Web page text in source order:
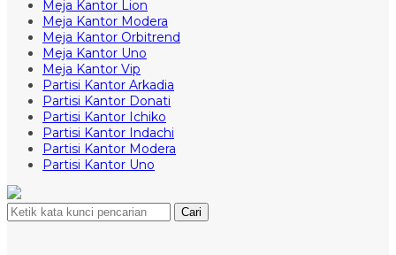
Meja Kantor Lion
Meja Kantor Modera
Meja Kantor Orbitrend
Meja Kantor Uno
Meja Kantor Vip
Partisi Kantor Arkadia
Partisi Kantor Donati
Partisi Kantor Ichiko
Partisi Kantor Indachi
Partisi Kantor Modera
Partisi Kantor Uno
Cari